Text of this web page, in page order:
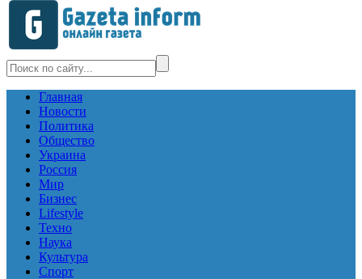
Главная
Новости
Политика
Общество
Украина
Россия
Мир
Бизнес
Lifestyle
Техно
Наука
Культура
Спорт